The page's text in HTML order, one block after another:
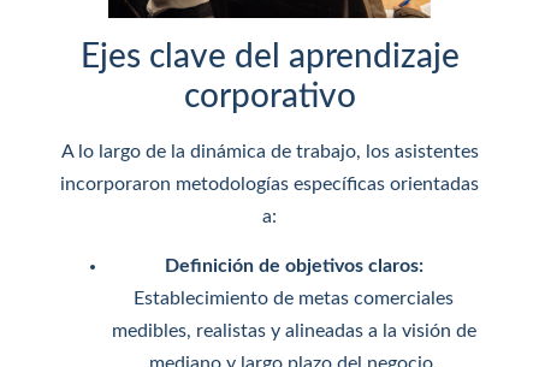
Ejes clave del aprendizaje
corporativo
A lo largo de la dinámica de trabajo, los asistentes
incorporaron metodologías específicas orientadas
a:
Definición de objetivos claros:
Establecimiento de metas comerciales
medibles, realistas y alineadas a la visión de